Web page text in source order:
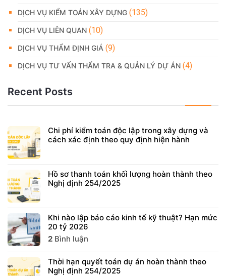
DỊCH VỤ KIỂM TOÁN XÂY DỰNG (135)
DỊCH VỤ LIÊN QUAN (10)
DỊCH VỤ THẨM ĐỊNH GIÁ (9)
DỊCH VỤ TƯ VẤN THẨM TRA & QUẢN LÝ DỰ ÁN (4)
Recent Posts
Chi phí kiểm toán độc lập trong xây dựng và
cách xác định theo quy định hiện hành
Hồ sơ thanh toán khối lượng hoàn thành theo
Nghị định 254/2025
Khi nào lập báo cáo kinh tế kỹ thuật? Hạn mức
20 tỷ 2026
2 Bình luận
Thời hạn quyết toán dự án hoàn thành theo
Nghị định 254/2025